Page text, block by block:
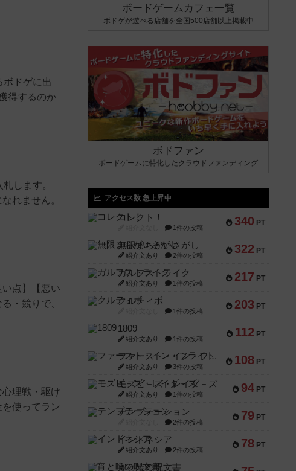
ドゲに出
得するのか
します。
れません。
点】【悪い
・競りで、
理戦・駆け
使ってラン
ボードゲームカフェ一覧
ボドゲが遊べる店舗を全国500店舗以上掲載中
ボドファン
ボードゲームに特化したクラウドファンディング
アクセス数 急上昇中
340 PT
コレクト！
1件の投稿
322 PT
無限まちがいさがし
紹介文あり 2件の投稿
217 PT
ガルフストライク
紹介文あり 1件の投稿
203 PT
クルティボ
1件の投稿
112 PT
1809
紹介文あり 1件の投稿
108 PT
ファースト・イン・フライト
紹介文あり 3件の投稿
94 PT
モズビ－ズ・レイダ－ズ
紹介文あり 1件の投稿
79 PT
テンプテーション
2件の投稿
78 PT
インドネシア
紹介文あり 2件の投稿
宵と暁の呪文書